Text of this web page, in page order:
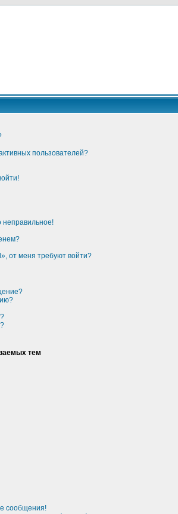
пользователей?
неправильное!
от меня требуют войти?
тем
сообщения!